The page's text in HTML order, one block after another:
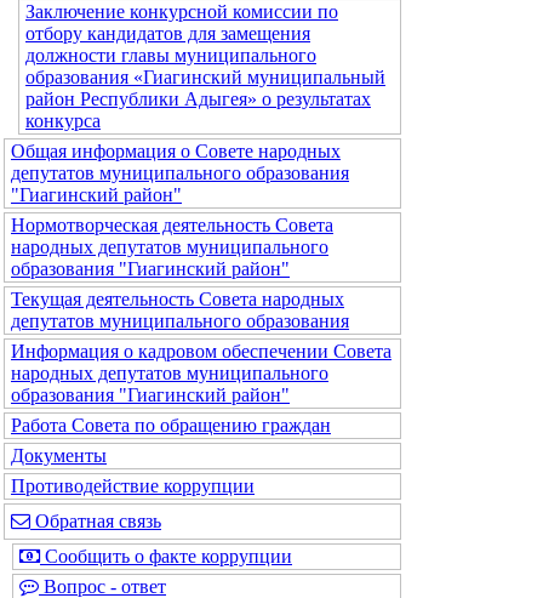
Заключение конкурсной комиссии по
отбору кандидатов для замещения
должности главы муниципального
образования «Гиагинский муниципальный
район Республики Адыгея» о результатах
конкурса
Общая информация о Совете народных
депутатов муниципального образования
"Гиагинский район"
Нормотворческая деятельность Совета
народных депутатов муниципального
образования "Гиагинский район"
Текущая деятельность Совета народных
депутатов муниципального образования
Информация о кадровом обеспечении Совета
народных депутатов муниципального
образования "Гиагинский район"
Работа Совета по обращению граждан
Документы
Противодействие коррупции
Обратная связь
Сообщить о факте коррупции
Вопрос - ответ